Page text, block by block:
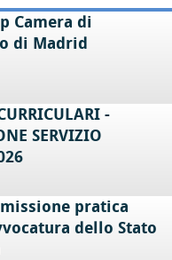
Camera di
di Madrid
-
SERVIZIO
pratica
dello Stato